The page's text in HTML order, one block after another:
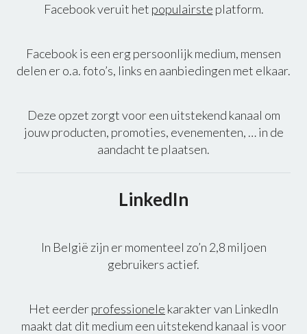
Facebook veruit het populairste platform.
Facebook is een erg persoonlijk medium, mensen
delen er o.a. foto’s, links en aanbiedingen met elkaar.
Deze opzet zorgt voor een uitstekend kanaal om
jouw producten, promoties, evenementen, … in de
aandacht te plaatsen.
LinkedIn
In België zijn er momenteel zo’n 2,8 miljoen
gebruikers actief.
Het eerderprofessionele karakter van LinkedIn
maakt dat dit medium een uitstekend kanaal is voor